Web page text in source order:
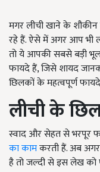
मगर लीची खाने के
रहे हैं. ऐसे में अगर आप भी
तो ये आपकी सबसे बड़ी
फायदे हैं, जिसे शायद
छिलकों के महत्वपूर्ण
लीची के
स्वाद और सेहत से
का कामकरती हैं. अब
है तो जल्दी से इस लेख को